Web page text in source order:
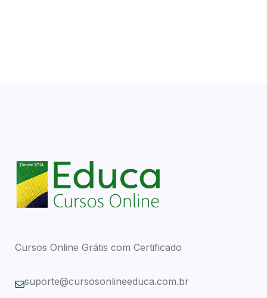
Cursos Online Grátis com Certificado
suporte@cursosonlineeduca.com.br